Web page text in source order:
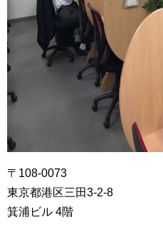
〒108-0073
東京都港区三田3-2-8
箕浦ビル 4階